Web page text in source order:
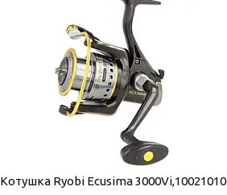
Котушка Ryobi Ecusima 3000Vi,10021010